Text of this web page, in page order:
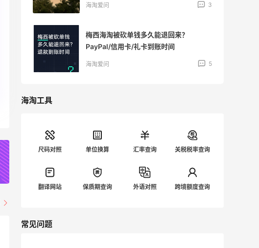
海淘爱问 3
梅西海淘被砍单钱多久能退回来？
PayPal/信用卡/礼卡到账时间
海淘爱问 5
海淘工具
尺码对照 单位换算 汇率查询 关税税率查询
翻译网站 保质期查询 外语对照 跨境额度查询
常见问题